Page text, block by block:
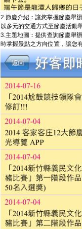
2.節慶介紹：讓您掌握節慶舉
以多元的交通方式至節慶活動
3.主題地圖：提供查詢節慶舉
時掌握景點之方向位置，讓您